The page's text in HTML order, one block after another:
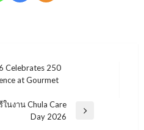
Celebrates 250
at Gourmet
นงาน Chula Care
Day 2026